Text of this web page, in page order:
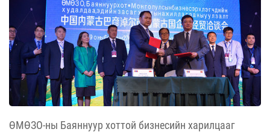
ӨМӨЗО-ны Баяннуур хоттой бизнесийн харилцааг